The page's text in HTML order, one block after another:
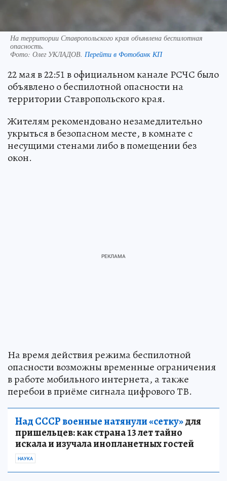
На территории Ставропольского края объявлена беспилотная
опасность.
Фото: Олег УКЛАДОВ. Перейти в Фотобанк КП
22 мая в 22:51 в официальном канале РСЧС было
объявлено о беспилотной опасности на
территории Ставропольского края.
Жителям рекомендовано незамедлительно
укрыться в безопасном месте, в комнате с
несущими стенами либо в помещении без
окон.
На время действия режима беспилотной
опасности возможны временные ограничения
в работе мобильного интернета, а также
перебои в приёме сигнала цифрового ТВ.
Над СССР военные натянули «сетку»для
пришельцев: как страна 13 лет тайно
искала и изучала инопланетных гостей
НАУКА